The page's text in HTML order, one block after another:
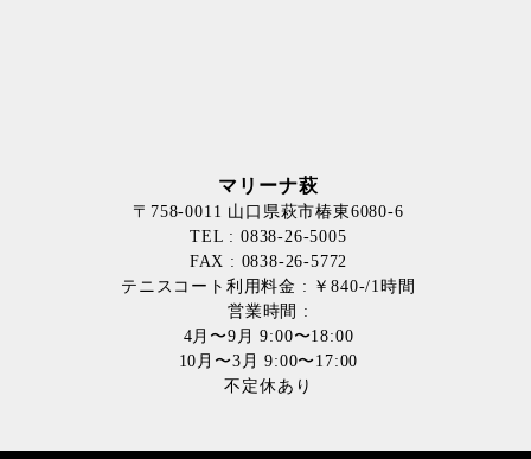
マリーナ萩
〒758-0011 山口県萩市椿東6080-6
TEL : 0838-26-5005
FAX : 0838-26-5772
テニスコート利用料金 : ￥840-/1時間
営業時間 :
4月〜9月 9:00〜18:00
10月〜3月 9:00〜17:00
不定休あり